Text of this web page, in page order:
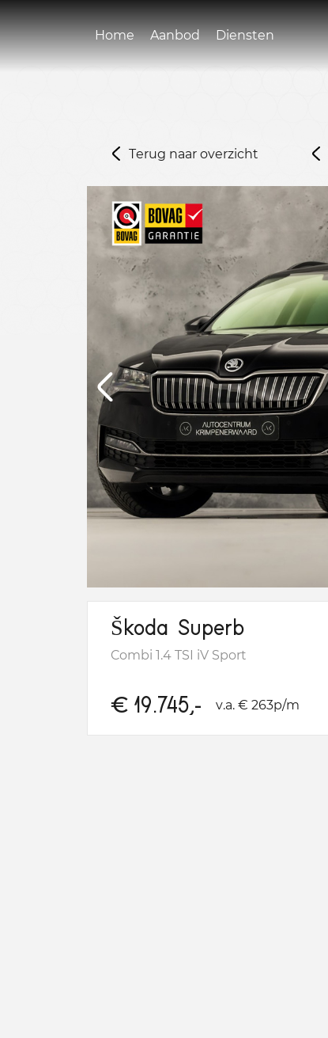
Home Aanbod Diensten
Terug naar overzicht
Škoda Superb
Combi 1.4 TSI iV Sport
€ 19.745,- v.a. € 263p/m